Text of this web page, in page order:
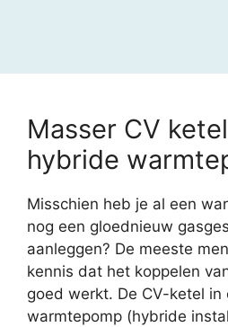
Masser CV
hybride
Misschien heb je al een
nog een gloednieuw
aanleggen? De meeste
kennis dat het koppelen
goed werkt. De CV-ketel
warmtepomp (hybride